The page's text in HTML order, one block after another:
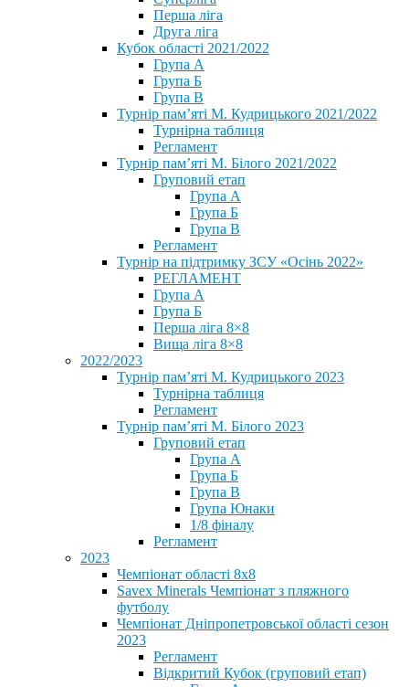
Перша ліга
Друга ліга
Кубок області 2021/2022
Група А
Група Б
Група В
Турнір пам’яті М. Кудрицького 2021/2022
Турнірна таблиця
Регламент
Турнір пам’яті М. Білого 2021/2022
Груповий етап
Група А
Група Б
Група В
Регламент
Турнір на підтримку ЗСУ «Осінь 2022»
РЕГЛАМЕНТ
Група А
Група Б
Перша ліга 8×8
Вища ліга 8×8
2022/2023
Турнір пам’яті М. Кудрицького 2023
Турнірна таблиця
Регламент
Турнір пам’яті М. Білого 2023
Груповий етап
Група А
Група Б
Група В
Група Юнаки
1/8 фіналу
Регламент
2023
Чемпіонат області 8х8
Savex Minerals Чемпіонат з пляжного
футболу
Чемпіонат Дніпропетровської області сезон
2023
Регламент
Відкритий Кубок (груповий етап)